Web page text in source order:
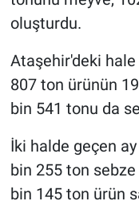
oluşturdu.
Ataşehir'deki
807 ton ürünün
bin 541 tonu da
İki halde geçen
bin 255 ton
bin 145 ton ürün